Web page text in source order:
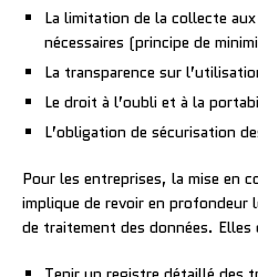
La limitation de la collecte
nécessaires (principe de
La transparence sur
Le droit à l’oubli et à la
L’obligation de sécurisation
Pour les entreprises, la mise en
implique de revoir en profondeur
de traitement des données.